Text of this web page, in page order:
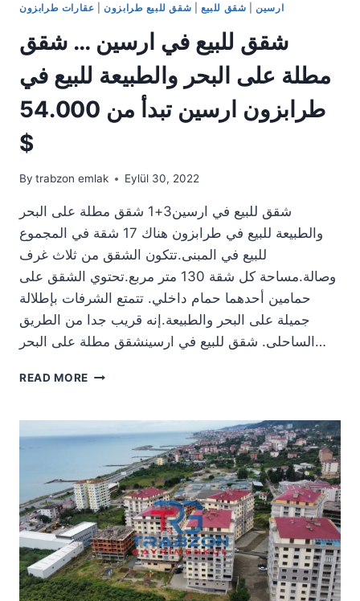
ارسين شقق للبيع شقق للبيع طرابزون| عقارات طرابزون
شقق للبيع في ارسين … شقق
مطلة على البحر والطبيعة للبيع في
طرابزون ارسين تبدأ من 54.000
$
By trabzon emlak Eylül 30, 2022
شقق للبيع في ارسين3+1 شقق مطلة على البحر
والطبيعة للبيع في طرابزون هناك 17 شقة في المجموع
للبيع في المبنى.تتكون الشقق من ثلاث غرف
وصالة.مساحة كل شقة 130 متر مربع.تحتوي الشقق على
حمامين أحدهما حمام داخلي. تتمتع الشرفات بإطلالة
جميلة على البحر والطبيعة.إنه قريب جدا من الطريق
الساحلى. شقق للبيع في ارسينشقق مطلة على البحر…
READ MORE شقق
ارسين
…
مطلة
على
البحر
والطبيعة
للبيع
في
طرابزون
ارسين